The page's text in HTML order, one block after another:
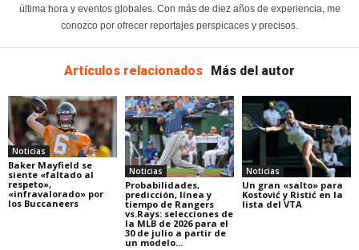
última hora y eventos globales. Con más de diez años de experiencia, me
conozco por ofrecer reportajes perspicaces y precisos.
Artículos relacionados Más del autor
Noticias
Baker Mayfield se
siente «faltado al
respeto»,
«infravalorado» por
los Buccaneers
Noticias
Probabilidades,
predicción, línea y
tiempo de Rangers
vs.Rays: selecciones de
la MLB de 2026 para el
30 de julio a partir de
un modelo...
Noticias
Un gran «salto» para
Kostović y Ristić en la
lista del VTA